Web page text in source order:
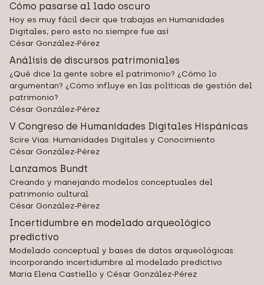
Cómo pasarse al lado oscuro
Hoy es muy fácil decir que trabajas en Humanidades
Digitales, pero esto no siempre fue así
César González-Pérez
Análisis de discursos patrimoniales
¿Qué dice la gente sobre el patrimonio? ¿Cómo lo
argumentan? ¿Cómo influye en las políticas de gestión del
patrimonio?
César González-Pérez
V Congreso de Humanidades Digitales Hispánicas
Scire Vias: Humanidades Digitales y Conocimiento
César González-Pérez
Lanzamos Bundt
Creando y manejando modelos conceptuales del
patrimonio cultural.
César González-Pérez
Incertidumbre en modelado arqueológico
predictivo
Modelado conceptual y bases de datos arqueológicas:
incorporando incertidumbre al modelado predictivo
Maria Elena Castiello y César González-Pérez